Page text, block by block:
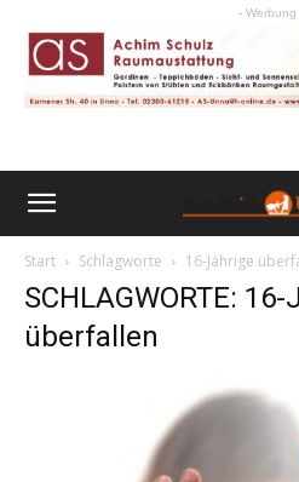
- Werbung
Start Schlagworte 16-Jährige
SCHLAGWORTE:
überfallen